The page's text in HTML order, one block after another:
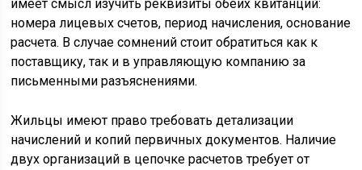
имеет смысл изучить реквизиты обеих квитанций:
номера лицевых счетов, период начисления, основание
расчета. В случае сомнений стоит обратиться как к
поставщику, так и в управляющую компанию за
письменными разъяснениями.
Жильцы имеют право требовать детализации
начислений и копий первичных документов. Наличие
двух организаций в цепочке расчетов требует от